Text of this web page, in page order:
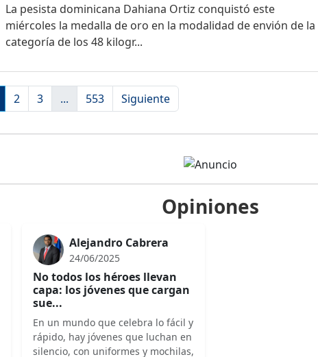
La pesista dominicana Dahiana Ortiz conquistó este
miércoles la medalla de oro en la modalidad de envión de la
categoría de los 48 kilogr...
2 3 ... 553 Siguiente
Opiniones
Alejandro Cabrera
24/06/2025
No todos los héroes llevan
capa: los jóvenes que cargan
sue...
En un mundo que celebra lo fácil y
rápido, hay jóvenes que luchan en
silencio, con uniformes y mochilas,